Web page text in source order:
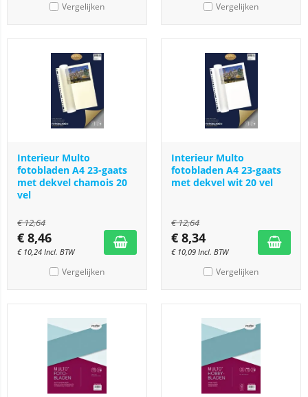
Vergelijken Vergelijken
Interieur Multo
fotobladen A4 23-gaats
met dekvel chamois 20
vel
€12,64
€ 8,46
€ 10,24 Incl. BTW
Vergelijken
Interieur Multo
fotobladen A4 23-gaats
met dekvel wit 20 vel
€12,64
€ 8,34
€ 10,09 Incl. BTW
Vergelijken